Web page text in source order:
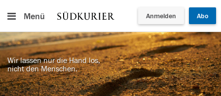
Menü Anmelden Abo
Wir lassen nur die Hand los,
nicht den Menschen.